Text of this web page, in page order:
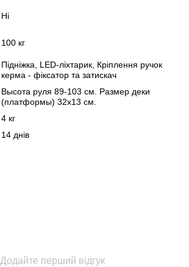
Ні
100 кг
Підніжка, LED-ліхтарик, Кріплення ручок
керма - фіксатор та затискач
Высота руля 89-103 см. Размер деки
(платформы) 32х13 см.
4 кг
14 днів
Додайте перший відгук